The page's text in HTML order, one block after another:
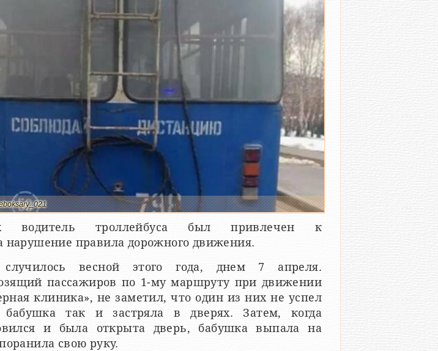
водитель троллейбуса был привлечен к
нарушение правила дорожного движения.
случилось весной этого года, днем 7 апреля.
пассажиров по 1-му маршруту при движении
клиника», не заметил, что один из них не успел
бабушка так и застряла в дверях. Затем, когда
и была открыта дверь, бабушка выпала на
свою руку.